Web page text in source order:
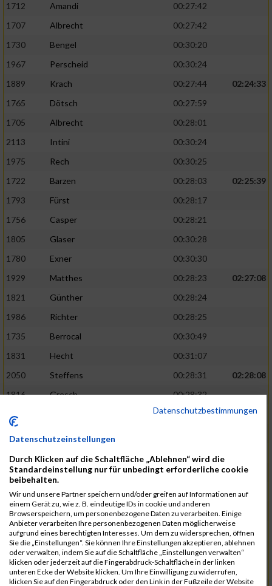
1712
Amandi
00:27:42
1707
Albrecht
00:27:42
1730
Bengel
00:30:20
1967
Perscheid
00:30:24
1889
Krach 00:27:44
02:24:33
1765
Dötsch
00:27:59
1705
Albrecht
00:28:01
2113
Intini
00:30:24
1975
Rech
00:30:25
1722
Barzen 00:28:03
02:25:39
1793
Fürst
00:28:17
1756
Casper
00:28:21
1805
Glaser
00:30:28
1780
Exner
00:30:30
1929
Matthes 00:28:23
02:27:08
1821
Günther
00:28:24
1986
Richter
00:28:25
1735
Berrocal
00:30:49
1831
Hecht
00:31:07
2050
Steffens 00:28:31
02:28:08
1816
Gresch
00:28:32
1933
00:28:33
1865
Kasper 00:28:34
02:28:33
2073
Voß
00:28:34
1976
Rech
00:28:37
1856
Johann
00:31:23
1928
Martini
00:31:25
1944
Mrsic 00:28:40
02:29:00
Datenschutzbestimmungen
Datenschutzeinstellungen
Durch Klicken auf die Schaltfläche „Ablehnen“ wird die
Standardeinstellung nur für unbedingt erforderliche cookie
beibehalten.
Wir und unsere Partner speichern und/oder greifen auf Informationen auf
einem Gerät zu, wie z. B. eindeutige IDs in cookie und anderen
Browserspeichern, um personenbezogene Daten zu verarbeiten. Einige
Anbieter verarbeiten Ihre personenbezogenen Daten möglicherweise
aufgrund eines berechtigten Interesses. Um dem zu widersprechen, öffnen
Sie die „Einstellungen“. Sie können Ihre Einstellungen akzeptieren, ablehnen
oder verwalten, indem Sie auf die Schaltfläche „Einstellungen verwalten“
klicken oder jederzeit auf die Fingerabdruck-Schaltfläche in der linken
unteren Ecke der Website klicken. Um Ihre Einwilligung zu widerrufen,
klicken Sie auf den Fingerabdruck oder den Link in der Fußzeile der Website